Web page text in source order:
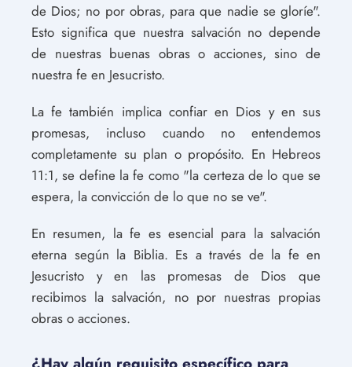
de Dios; no por obras, para que nadie se gloríe".
Esto significa que nuestra salvación no depende
de nuestras buenas obras o acciones, sino de
nuestra fe en Jesucristo.
La fe también implica confiar en Dios y en sus
promesas, incluso cuando no entendemos
completamente su plan o propósito. En Hebreos
11:1, se define la fe como "la certeza de lo que se
espera, la convicción de lo que no se ve".
En resumen, la fe es esencial para la salvación
eterna según la Biblia. Es a través de la fe en
Jesucristo y en las promesas de Dios que
recibimos la salvación, no por nuestras propias
obras o acciones.